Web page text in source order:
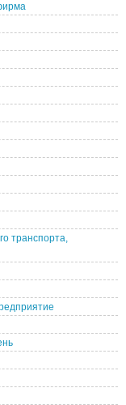
транспорта,